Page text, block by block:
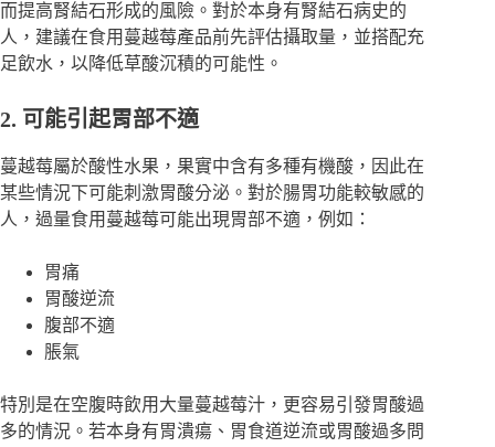
而提高腎結石形成的風險。對於本身有腎結石病史的
人，建議在食用蔓越莓產品前先評估攝取量，並搭配充
足飲水，以降低草酸沉積的可能性。
2. 可能引起胃部不適
蔓越莓屬於酸性水果，果實中含有多種有機酸，因此在
某些情況下可能刺激胃酸分泌。對於腸胃功能較敏感的
人，過量食用蔓越莓可能出現胃部不適，例如：
胃痛
胃酸逆流
腹部不適
脹氣
特別是在空腹時飲用大量蔓越莓汁，更容易引發胃酸過
多的情況。若本身有胃潰瘍、胃食道逆流或胃酸過多問